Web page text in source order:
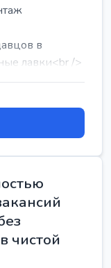
в
лавки<br />
чистой